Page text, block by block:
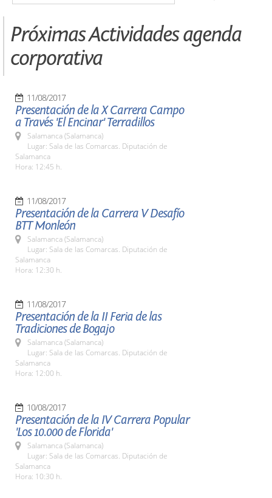
Próximas Actividades agenda
corporativa
11/08/2017
Presentación de la X Carrera Campo
a Través 'El Encinar' Terradillos
Salamanca (Salamanca)
Lugar: Sala de las Comarcas. Diputación de
Salamanca
Hora: 12:45 h.
11/08/2017
Presentación de la Carrera V Desafío
BTT Monleón
Salamanca (Salamanca)
Lugar: Sala de las Comarcas. Diputación de
Salamanca
Hora: 12:30 h.
11/08/2017
Presentación de la II Feria de las
Tradiciones de Bogajo
Salamanca (Salamanca)
Lugar: Sala de las Comarcas. Diputación de
Salamanca
Hora: 12:00 h.
10/08/2017
Presentación de la IV Carrera Popular
'Los 10.000 de Florida'
Salamanca (Salamanca)
Lugar: Sala de las Comarcas. Diputación de
Salamanca
Hora: 10:30 h.